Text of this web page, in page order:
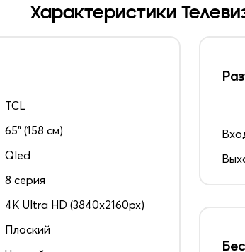
Характеристики
TCL
65" (158 см)
Qled
8 серия
4K Ultra HD (3840x2160px)
Плоский